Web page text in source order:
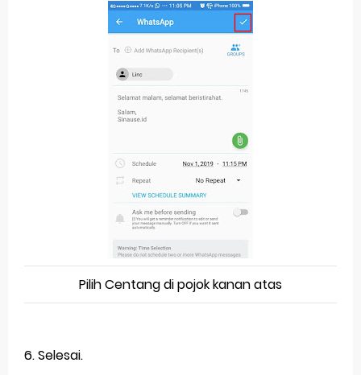
Pilih Centang di pojok kanan atas
6. Selesai.